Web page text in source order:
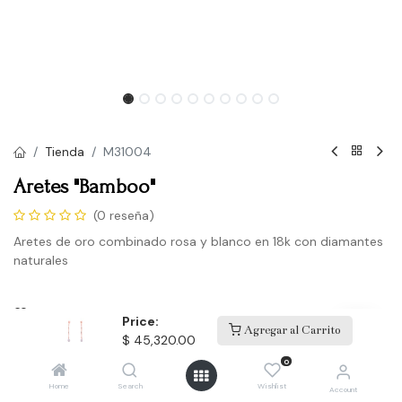
Price:
$ 45,320.00
Agregar al Carrito
Home Search
0
Wishlist Account
Tienda M31004
Aretes "Bamboo"
(0 reseña)
Aretes de oro combinado rosa y blanco en 18k con diamantes
naturales
Agregar a la lista de deseos
Términos y condiciones
Envío: Productos en existencia 3-5 días laborales.